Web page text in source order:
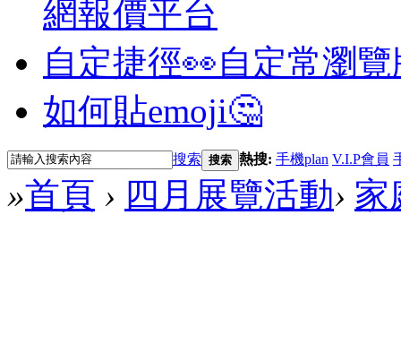
網報價平台
自定捷徑👀自定常瀏
如何貼emoji🤔
搜索 搜索 熱搜: 手機plan V.I.P會員
»首頁 › 四月展覽活動› 家